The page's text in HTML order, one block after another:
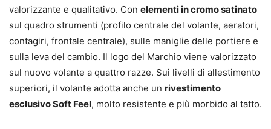
valorizzante e qualitativo. Con elementi in cromo satinato
sul quadro strumenti (profilo centrale del volante, aeratori,
contagiri, frontale centrale), sulle maniglie delle portiere e
sulla leva del cambio. Il logo del Marchio viene valorizzato
sul nuovo volante a quattro razze. Sui livelli di allestimento
superiori, il volante adotta anche un rivestimento
esclusivo Soft Feel, molto resistente e più morbido al tatto.